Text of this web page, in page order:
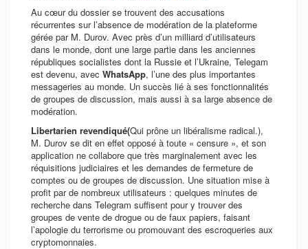
Au cœur du dossier se trouvent des accusations
récurrentes sur l’absence de modération de la plateforme
gérée par M. Durov. Avec près d’un milliard d’utilisateurs
dans le monde, dont une large partie dans les anciennes
républiques socialistes dont la Russie et l’Ukraine, Telegam
est devenu, avec WhatsApp, l’une des plus importantes
messageries au monde. Un succès lié à ses fonctionnalités
de groupes de discussion, mais aussi à sa large absence de
modération.
Libertarien revendiqué(Qui prône un libéralisme radical.),
M. Durov se dit en effet opposé à toute « censure », et son
application ne collabore que très marginalement avec les
réquisitions judiciaires et les demandes de fermeture de
comptes ou de groupes de discussion. Une situation mise à
profit par de nombreux utilisateurs : quelques minutes de
recherche dans Telegram suffisent pour y trouver des
groupes de vente de drogue ou de faux papiers, faisant
l’apologie du terrorisme ou promouvant des escroqueries aux
cryptomonnaies.